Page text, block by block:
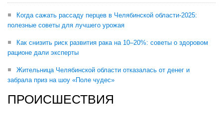
Когда сажать рассаду перцев в Челябинской области-2025:
полезные советы для лучшего урожая
Как снизить риск развития рака на 10–20%: советы о здоровом
рационе дали эксперты
Жительница Челябинской области отказалась от денег и
забрала приз на шоу «Поле чудес»
ПРОИСШЕСТВИЯ